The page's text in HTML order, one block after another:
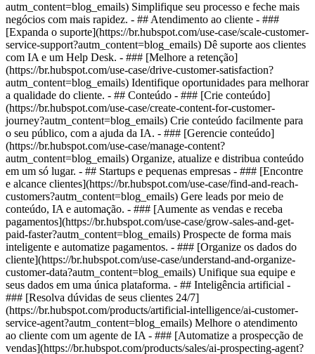
autm_content=blog_emails) Simplifique seu processo e feche mais
negócios com mais rapidez. - ## Atendimento ao cliente - ###
[Expanda o suporte](https://br.hubspot.com/use-case/scale-customer-
service-support?autm_content=blog_emails) Dê suporte aos clientes
com IA e um Help Desk. - ### [Melhore a retenção]
(https://br.hubspot.com/use-case/drive-customer-satisfaction?
autm_content=blog_emails) Identifique oportunidades para melhorar
a qualidade do cliente. - ## Conteúdo - ### [Crie conteúdo]
(https://br.hubspot.com/use-case/create-content-for-customer-
journey?autm_content=blog_emails) Crie conteúdo facilmente para
o seu público, com a ajuda da IA. - ### [Gerencie conteúdo]
(https://br.hubspot.com/use-case/manage-content?
autm_content=blog_emails) Organize, atualize e distribua conteúdo
em um só lugar. - ## Startups e pequenas empresas - ### [Encontre
e alcance clientes](https://br.hubspot.com/use-case/find-and-reach-
customers?autm_content=blog_emails) Gere leads por meio de
conteúdo, IA e automação. - ### [Aumente as vendas e receba
pagamentos](https://br.hubspot.com/use-case/grow-sales-and-get-
paid-faster?autm_content=blog_emails) Prospecte de forma mais
inteligente e automatize pagamentos. - ### [Organize os dados do
cliente](https://br.hubspot.com/use-case/understand-and-organize-
customer-data?autm_content=blog_emails) Unifique sua equipe e
seus dados em uma única plataforma. - ## Inteligência artificial -
### [Resolva dúvidas de seus clientes 24/7]
(https://br.hubspot.com/products/artificial-intelligence/ai-customer-
service-agent?autm_content=blog_emails) Melhore o atendimento
ao cliente com um agente de IA - ### [Automatize a prospecção de
vendas](https://br.hubspot.com/products/sales/ai-prospecting-agent?